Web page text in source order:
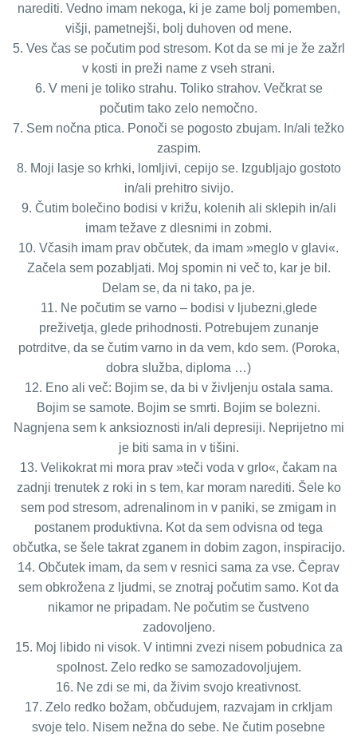
narediti. Vedno imam nekoga, ki je zame bolj pomemben,
višji, pametnejši, bolj duhoven od mene.
5. Ves čas se počutim pod stresom. Kot da se mi je že zažrl
v kosti in preži name z vseh strani.
6. V meni je toliko strahu. Toliko strahov. Večkrat se
počutim tako zelo nemočno.
7. Sem nočna ptica. Ponoči se pogosto zbujam. In/ali težko
zaspim.
8. Moji lasje so krhki, lomljivi, cepijo se. Izgubljajo gostoto
in/ali prehitro sivijo.
9. Čutim bolečino bodisi v križu, kolenih ali sklepih in/ali
imam težave z dlesnimi in zobmi.
10. Včasih imam prav občutek, da imam »meglo v glavi«.
Začela sem pozabljati. Moj spomin ni več to, kar je bil.
Delam se, da ni tako, pa je.
11. Ne počutim se varno – bodisi v ljubezni,glede
preživetja, glede prihodnosti. Potrebujem zunanje
potrditve, da se čutim varno in da vem, kdo sem. (Poroka,
dobra služba, diploma …)
12. Eno ali več: Bojim se, da bi v življenju ostala sama.
Bojim se samote. Bojim se smrti. Bojim se bolezni.
Nagnjena sem k anksioznosti in/ali depresiji. Neprijetno mi
je biti sama in v tišini.
13. Velikokrat mi mora prav »teči voda v grlo«, čakam na
zadnji trenutek z roki in s tem, kar moram narediti. Šele ko
sem pod stresom, adrenalinom in v paniki, se zmigam in
postanem produktivna. Kot da sem odvisna od tega
občutka, se šele takrat zganem in dobim zagon, inspiracijo.
14. Občutek imam, da sem v resnici sama za vse. Čeprav
sem obkrožena z ljudmi, se znotraj počutim samo. Kot da
nikamor ne pripadam. Ne počutim se čustveno
zadovoljeno.
15. Moj libido ni visok. V intimni zvezi nisem pobudnica za
spolnost. Zelo redko se samozadovoljujem.
16. Ne zdi se mi, da živim svojo kreativnost.
17. Zelo redko božam, občudujem, razvajam in crkljam
svoje telo. Nisem nežna do sebe. Ne čutim posebne